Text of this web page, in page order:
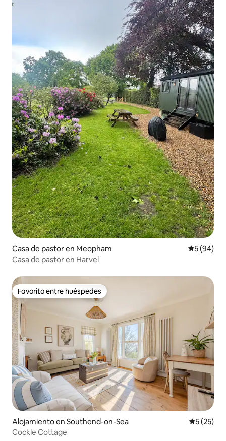
Casa de pastor en Meopham
5 (94)
Casa de pastor en Harvel
Favorito entre huéspedes
Favorito entre huéspedes
Alojamiento en Southend-on-Sea
5 (25)
Cockle Cottage